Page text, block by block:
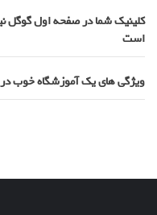
کلینیک شما در صفحه اول
است
ویژگی های یک آموزشگاه خوب